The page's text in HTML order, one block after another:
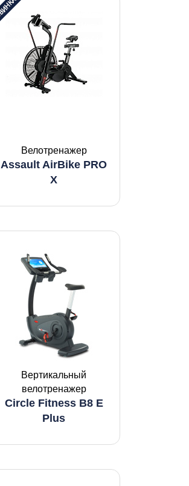
Велотренажер
Assault AirBike PRO
X
Вертикальный
велотренажер
Circle Fitness B8 E
Plus